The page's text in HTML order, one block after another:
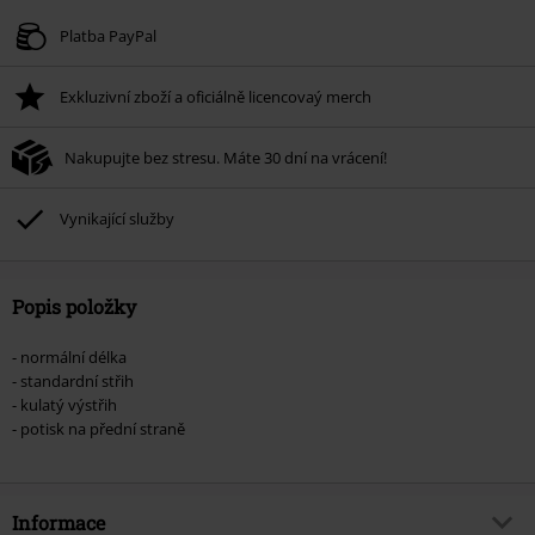
Platné do 8/9/26
Po zadání kódu v košíku, se sleva uplatní automaticky.
Nelze kombinovat s jinými akciovými kódy. Sleva se nevztahuje na: knihy,
média, vstupenky, Rammstein, (Till) Lindemann, Böhse Onkelz, Broilers, Die
podpoříte nadaci.
Platba PayPal
Exkluzivní zboží a oficiálně licencovaý merch
Nakupujte bez stresu. Máte 30 dní na vrácení!
Vynikající služby
Popis položky
- normální délka
- standardní střih
- kulatý výstřih
- potisk na přední straně
Informace